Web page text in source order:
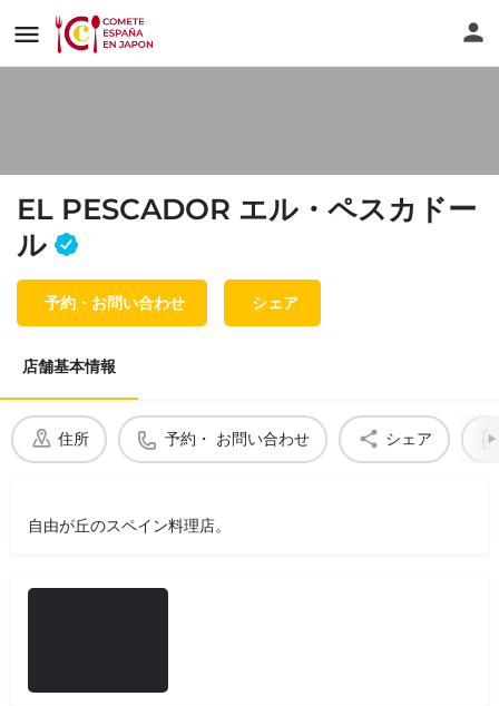
EL PESCADOR エル・ペスカドー
ル
予約・お問い合わせ シェア
店舗基本情報
住所 予約・ お問い合わせ シェア
自由が丘のスペイン料理店。